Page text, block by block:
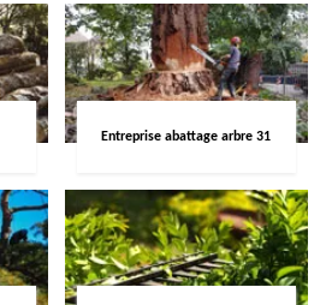
Entreprise abattage arbre 31